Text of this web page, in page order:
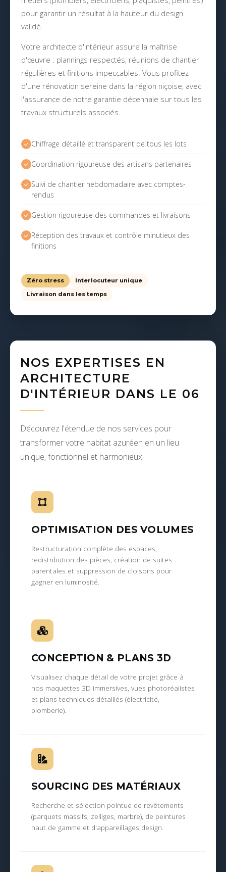
pour garantir un résultat à la hauteur du design
validé.
Votre architecte d'intérieur assure la maîtrise
d'œuvre : plannings respectés, réunions de chantier
régulières et finitions impeccables. Vous profitez
d'une rénovation sereine dans la région niçoise, avec
l'assurance de notre garantie décennale sur tous les
travaux structurels associés.
Chiffrage détaillé et transparent de tous les lots
Coordination rigoureuse des artisans partenaires
Suivi de chantier hebdomadaire avec comptes-
rendus
Gestion rigoureuse des commandes et livraisons
Réception des travaux et contrôle minutieux des
finitions
Zéro stress
Interlocuteur unique
Livraison dans les temps
NOS EXPERTISES EN
ARCHITECTURE
D'INTÉRIEUR DANS LE 06
Découvrez l'étendue de nos services pour
transformer votre habitat azuréen en un lieu
unique, fonctionnel et harmonieux.
OPTIMISATION DES VOLUMES
Restructuration complète des espaces,
redistribution des pièces, création de suites
parentales et suppression de cloisons pour
gagner en luminosité.
CONCEPTION & PLANS 3D
Visualisez chaque détail de votre projet grâce à
nos maquettes 3D immersives, vues photoréalistes
et plans techniques détaillés (électricité,
plomberie).
SOURCING DES MATÉRIAUX
Recherche et sélection pointue de revêtements
(parquets massifs, zelliges, marbre), de peintures
haut de gamme et d'appareillages design.